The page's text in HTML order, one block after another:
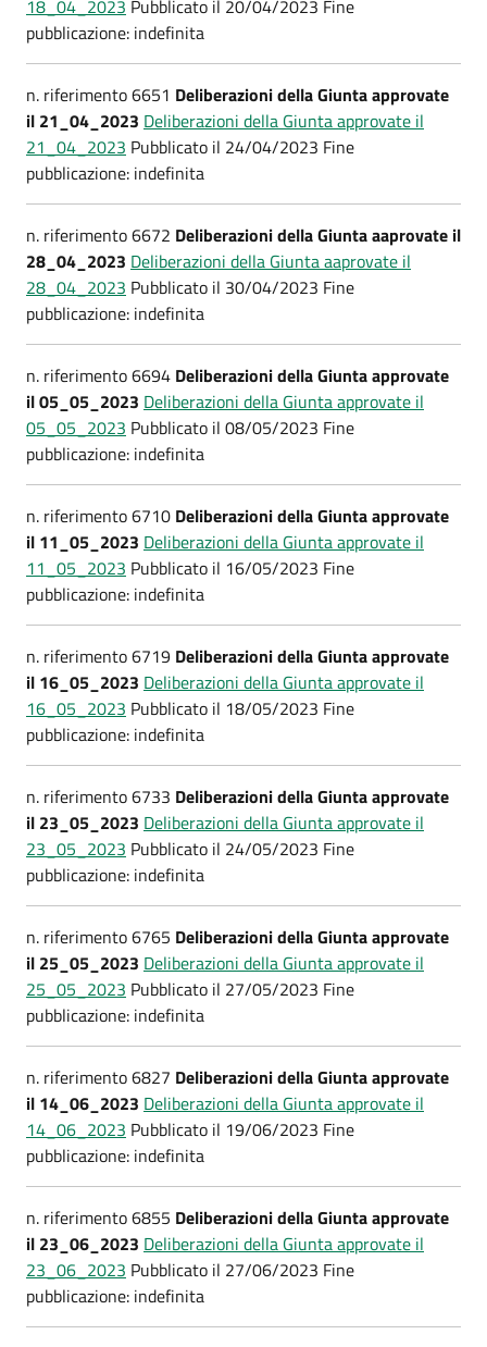
18_04_2023 Pubblicato il 20/04/2023 Fine
pubblicazione: indefinita
n. riferimento 6651 Deliberazioni della Giunta approvate
il 21_04_2023 Deliberazioni della Giunta approvate il
21_04_2023 Pubblicato il 24/04/2023 Fine
pubblicazione: indefinita
n. riferimento 6672 Deliberazioni della Giunta aaprovate il
28_04_2023 Deliberazioni della Giunta aaprovate il
28_04_2023 Pubblicato il 30/04/2023 Fine
pubblicazione: indefinita
n. riferimento 6694 Deliberazioni della Giunta approvate
il 05_05_2023 Deliberazioni della Giunta approvate il
05_05_2023 Pubblicato il 08/05/2023 Fine
pubblicazione: indefinita
n. riferimento 6710 Deliberazioni della Giunta approvate
il 11_05_2023 Deliberazioni della Giunta approvate il
11_05_2023 Pubblicato il 16/05/2023 Fine
pubblicazione: indefinita
n. riferimento 6719 Deliberazioni della Giunta approvate
il 16_05_2023 Deliberazioni della Giunta approvate il
16_05_2023 Pubblicato il 18/05/2023 Fine
pubblicazione: indefinita
n. riferimento 6733 Deliberazioni della Giunta approvate
il 23_05_2023 Deliberazioni della Giunta approvate il
23_05_2023 Pubblicato il 24/05/2023 Fine
pubblicazione: indefinita
n. riferimento 6765 Deliberazioni della Giunta approvate
il 25_05_2023 Deliberazioni della Giunta approvate il
25_05_2023 Pubblicato il 27/05/2023 Fine
pubblicazione: indefinita
n. riferimento 6827 Deliberazioni della Giunta approvate
il 14_06_2023 Deliberazioni della Giunta approvate il
14_06_2023 Pubblicato il 19/06/2023 Fine
pubblicazione: indefinita
n. riferimento 6855 Deliberazioni della Giunta approvate
il 23_06_2023 Deliberazioni della Giunta approvate il
23_06_2023 Pubblicato il 27/06/2023 Fine
pubblicazione: indefinita